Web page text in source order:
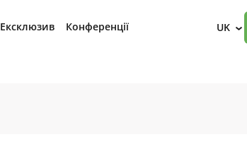
Ексклюзив Конференції UK ›